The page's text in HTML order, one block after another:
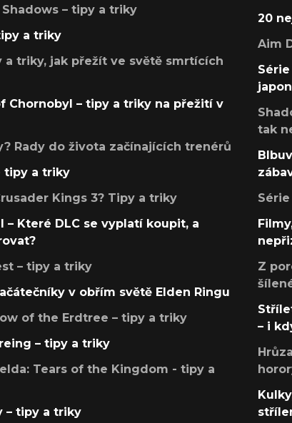
– tipy a triky
a triky
a triky, jak přežít ve světě smrtících
Chornobyl – tipy a triky na přežití v
Rady do života začínajících trenérů
tipy a triky
Kings 3? Tipy a triky
– Které DLC se vyplatí koupit, a
– tipy a triky
v obřím světě Elden Ringu
of the Erdtree – tipy a triky
– tipy a triky
Tears of the Kingdom - tipy a
– tipy a triky
20
Aim
tak
Z
– i